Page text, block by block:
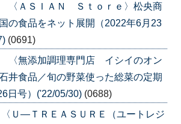
〈ＡＳＩＡＮ Ｓｔｏｒｅ〉松央商
の食品をネット展開（2022年6月23
(0691)
〈無添加調理専門店 イシイのオン
井食品／旬の野菜使った総菜の定期
日号）('22/05/30) (0688)
〈Ｕ―ＴＲＥＡＳＵＲＥ（ユートレジ